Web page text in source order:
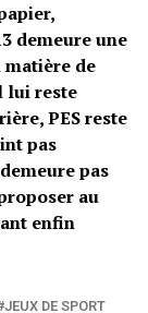
demeure une
de
lui reste
PES reste
pas
pas
au
enfin
JEUX DE SPORT